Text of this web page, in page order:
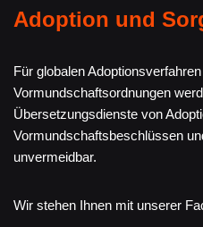
Adoption und
Für globalen
Vormundschaftsordnungen
Übersetzungsdienste von
Vormundschaftsbeschlüssen
unvermeidbar.
Wir stehen Ihnen mit unserer